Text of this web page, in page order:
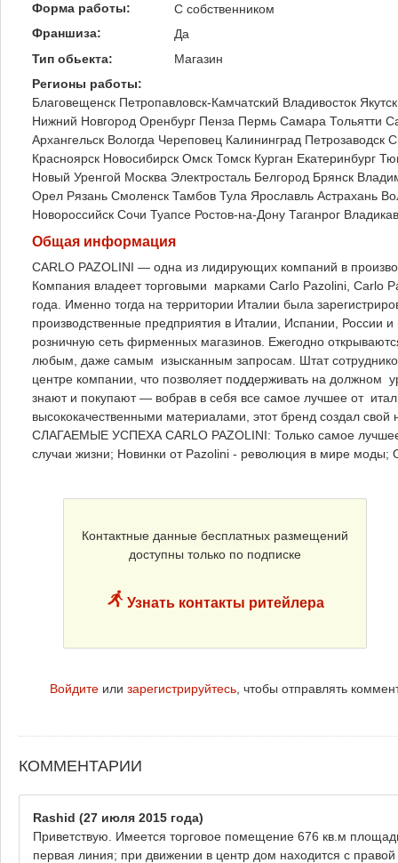
Форма работы:
C собственником
Франшиза:
Да
Тип обьекта:
Магазин
Регионы работы:
Благовещенск Петропавловск-Камчатский Владивосток Якутск
Нижний Новгород Оренбург Пенза Пермь Самара Тольятти
Архангельск Вологда Череповец Калининград Петрозаводск
Красноярск Новосибирск Омск Томск Курган Екатеринбург
Новый Уренгой Москва Электросталь Белгород Брянск
Орел Рязань Смоленск Тамбов Тула Ярославль Астрахань
Новороссийск Сочи Туапсе Ростов-на-Дону Таганрог
Общая информация
CARLO PAZOLINI — одна из лидирующих компаний в
Компания владеет торговыми марками Carlo Pazolini, Carlo
года. Именно тогда на территории Италии была
производственные предприятия в Италии, Испании, России
розничную сеть фирменных магазинов. Ежегодно
любым, даже самым изысканным запросам. Штат
центре компании, что позволяет поддерживать на должном
знают и покупают — вобрав в себя все самое лучшее от
высококачественными материалами, этот бренд создал
СЛАГАЕМЫЕ УСПЕХА CARLO PAZOLINI: Только самое
случаи жизни; Новинки от Pazolini - революция в мире моды;
Контактные данные бесплатных размещений
доступны только по подписке
Узнать контакты ритейлера
Войдите или зарегистрируйтесь, чтобы отправлять
КОММЕНТАРИИ
Rashid (27 июля 2015 года)
Приветствую. Имеется торговое помещение 676 кв.м
первая линия; при движении в центр дом находится с